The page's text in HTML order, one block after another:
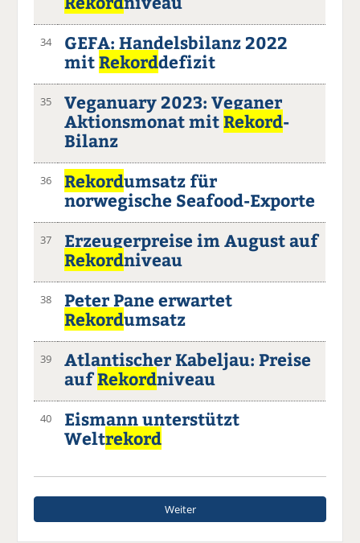
34
GEFA: Handelsbilanz 2022
mitRekorddefizit
35
Veganuary 2023: Veganer
Aktionsmonat mitRekord-
Bilanz
36 Rekordumsatz für
norwegische Seafood-Exporte
37
Erzeugerpreise im August auf
Rekordniveau
38
Peter Pane erwartet
Rekordumsatz
39
Atlantischer Kabeljau: Preise
aufRekordniveau
40
Eismann unterstützt
Weltrekord
Weiter